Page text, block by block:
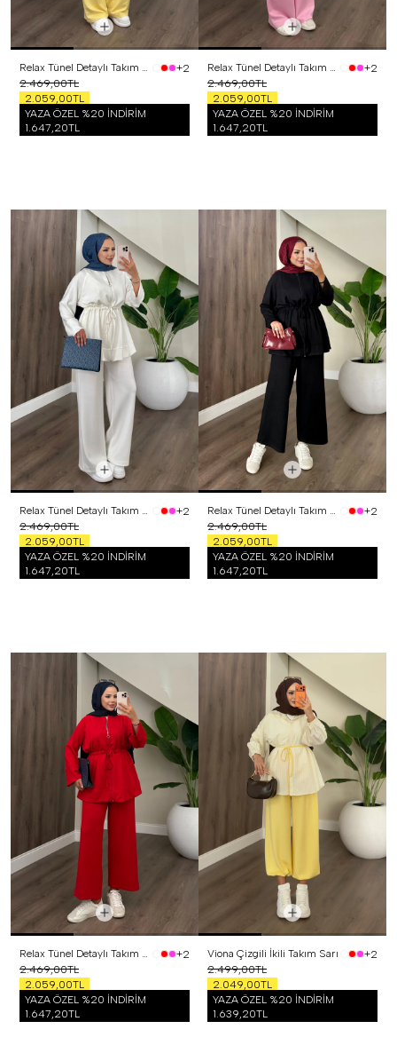
Relax Tünel Detaylı Takım Sarı
+2
2.469,00TL
2.059,00TL
YAZA ÖZEL %20 İNDİRİM
1.647,20TL
Relax Tünel Detaylı Takım Pembe
+2
2.469,00TL
2.059,00TL
YAZA ÖZEL %20 İNDİRİM
1.647,20TL
Relax Tünel Detaylı Takım Beyaz
+2
2.469,00TL
2.059,00TL
YAZA ÖZEL %20 İNDİRİM
1.647,20TL
Relax Tünel Detaylı Takım Siyah
+2
2.469,00TL
2.059,00TL
YAZA ÖZEL %20 İNDİRİM
1.647,20TL
Relax Tünel Detaylı Takım Kırmızı
+2
2.469,00TL
2.059,00TL
YAZA ÖZEL %20 İNDİRİM
1.647,20TL
Viona Çizgili İkili Takım Sarı
+2
2.499,00TL
2.049,00TL
YAZA ÖZEL %20 İNDİRİM
1.639,20TL